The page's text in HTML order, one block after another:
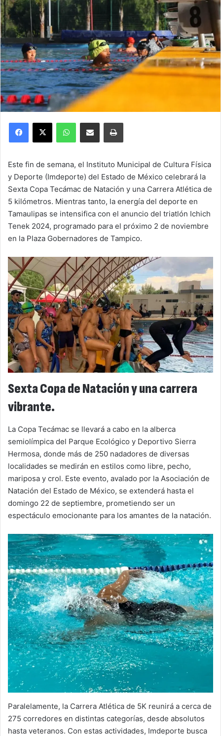
Facebook
X WhatsAppCompartir por correo electrónicoImprimir
Este fin de semana, el Instituto Municipal de Cultura Física
y Deporte (Imdeporte) del Estado de México celebrará la
Sexta Copa Tecámac de Natación y una Carrera Atlética de
5 kilómetros. Mientras tanto, la energía del deporte en
Tamaulipas se intensifica con el anuncio del triatlón Ichich
Tenek 2024, programado para el próximo 2 de noviembre
en la Plaza Gobernadores de Tampico.
Sexta Copa de Natación y una carrera
vibrante.
La Copa Tecámac se llevará a cabo en la alberca
semiolímpica del Parque Ecológico y Deportivo Sierra
Hermosa, donde más de 250 nadadores de diversas
localidades se medirán en estilos como libre, pecho,
mariposa y crol. Este evento, avalado por la Asociación de
Natación del Estado de México, se extenderá hasta el
domingo 22 de septiembre, prometiendo ser un
espectáculo emocionante para los amantes de la natación.
Paralelamente, la Carrera Atlética de 5K reunirá a cerca de
275 corredores en distintas categorías, desde absolutos
hasta veteranos. Con estas actividades, Imdeporte busca